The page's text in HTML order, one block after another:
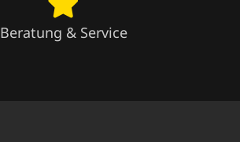
Beratung & Service